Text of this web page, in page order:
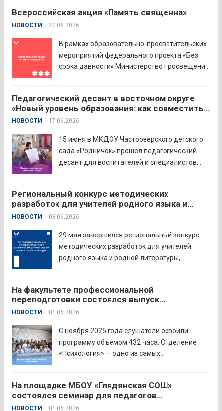
семейного фестиваля сбережений и
инвестиций. В Курганской области
филиал Финуниверситета. 16 семей-
победителей... Читать дальше
Всероссийская акция «Память священна»
НОВОСТИ 22.06.2026
В рамках образовательно-просветительских
мероприятий федерального проекта «Без
срока давности» Министерство просвещения
проводят всероссийскую акцию «Память
священна». 22 июня 2026 года Россия
отмечает 85-ю годовщину начала Великой
Отечественной войны. Просим на страницах
школ в...
Педагогический десант в восточном округе
«Новый уровень образования: как совместить
качество и эффективность»
НОВОСТИ 17.06.2026
15 июня в МКДОУ Частоозерского детского
сада «Родничок» прошёл педагогический
десант для воспитателей и специалистов
педагогов восточного округа для повышения
профессиональных компетенций и
знакомства с актуальными подходами к
работе с детьми....
Региональный конкурс методических
разработок для учителей родного языка и
родной литературы
НОВОСТИ 08.06.2026
29 мая завершился региональный конкурс
методических разработок для учителей
родного языка и родной литературы,
инновационными подходами в
преподавании родного языка и родной
литературы. Цели конкурса: — выявление и
распространение передового
педагогического...
Читать дальше
На факультете профессиональной
переподготовки состоялся выпуск
слушателей отделения «Психология»
НОВОСТИ 01.06.2026
С ноября 2025 года слушатели освоили
программу объёмом 432 часа. Отделение
«Психология» — одно из самых
квалифицированных педагогов-психологов в
общеобразовательных организациях. Все
На площадке МБОУ «Глядянская СОШ»
состоялся семинар для педагогов
Центрального образовательного округа
НОВОСТИ 01.06.2026